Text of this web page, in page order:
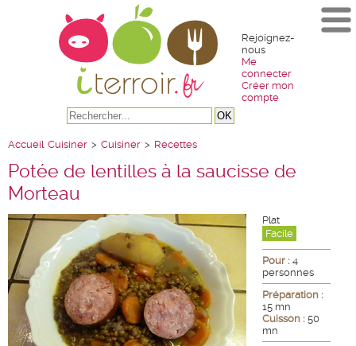
Rejoignez-
nous
Me
connecter
Créer mon
compte
Accueil Cuisiner > Cuisiner > Recettes
Potée de lentilles à la saucisse de
Morteau
Plat
Facile
Pour : 4
personnes
Préparation :
15 mn
Cuisson : 50
mn